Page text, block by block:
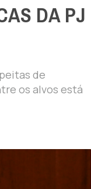
DA PJ
de
os alvos está